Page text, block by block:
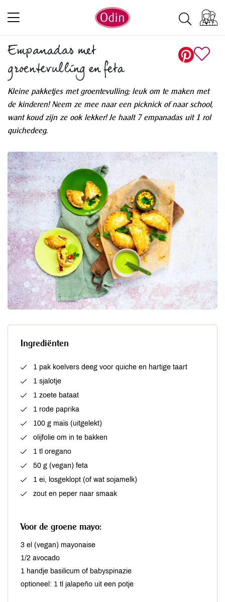
Empanadas met
groentevulling en feta
Kleine pakketjes met groentevulling; leuk om te maken met
de kinderen! Neem ze mee naar een picknick of naar school,
want koud zijn ze ook lekker! Je haalt 7 empanadas uit 1 rol
quichedeeg.
Ingrediënten
1 pak koelvers deeg voor quiche en hartige taart
1 sjalotje
1 zoete bataat
1 rode paprika
100 g maïs (uitgelekt)
olijfolie om in te bakken
1 tl oregano
50 g (vegan) feta
1 ei, losgeklopt (of wat sojamelk)
zout en peper naar smaak
Voor de groene mayo:
3 el (vegan) mayonaise
1/2 avocado
1 handje basilicum of babyspinazie
optioneel: 1 tl jalapeño uit een potje